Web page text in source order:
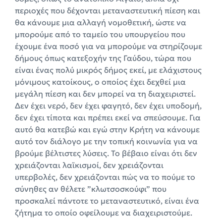
περιοχές που δέχονται μεταναστευτική πίεση και
θα κάνουμε μια αλλαγή νομοθετική, ώστε να
μπορούμε από το ταμείο του υπουργείου που
έχουμε ένα ποσό για να μπορούμε να στηρίζουμε
δήμους όπως κατεξοχήν της Γαύδου, τώρα που
είναι ένας πολύ μικρός δήμος εκεί, με ελάχιστους
μόνιμους κατοίκους, ο οποίος έχει δεχθεί μια
μεγάλη πίεση και δεν μπορεί να τη διαχειριστεί.
Δεν έχει νερό, δεν έχει φαγητό, δεν έχει υποδομή,
δεν έχει τίποτα και πρέπει εκεί να σπεύσουμε. Για
αυτό θα κατεβώ και εγώ στην Κρήτη να κάνουμε
αυτό τον διάλογο με την τοπική κοινωνία για να
βρούμε βέλτιστες λύσεις. Το βέβαιο είναι ότι δεν
χρειάζονται λαϊκισμοί, δεν χρειάζονται
υπερβολές, δεν χρειάζονται πώς να το πούμε το
σύνηθες αν θέλετε ”κλωτσοσκούφι” που
προσκαλεί πάντοτε το μεταναστευτικό, είναι ένα
ζήτημα το οποίο οφείλουμε να διαχειριστούμε.